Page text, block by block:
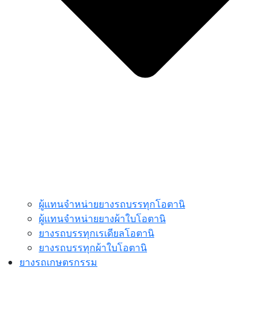
ผู้แทนจำหน่ายยางรถบรรทุกโอตานิ
ผู้แทนจำหน่ายยางผ้าใบโอตานิ
ยางรถบรรทุกเรเดียลโอตานิ
ยางรถบรรทุกผ้าใบโอตานิ
ยางรถเกษตรกรรม